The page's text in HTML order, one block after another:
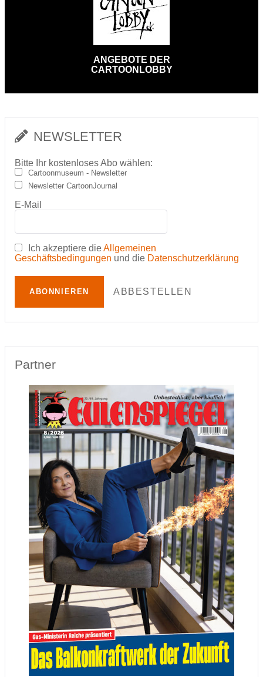
ANGEBOTE DER
CARTOONLOBBY
NEWSLETTER
Bitte Ihr kostenloses Abo wählen:
Cartoonmuseum - Newsletter
Newsletter CartoonJournal
E-Mail
Ich akzeptiere dieAllgemeinen
Geschäftsbedingungen und die Datenschutzerklärung
ABONNIEREN ABBESTELLEN
Partner